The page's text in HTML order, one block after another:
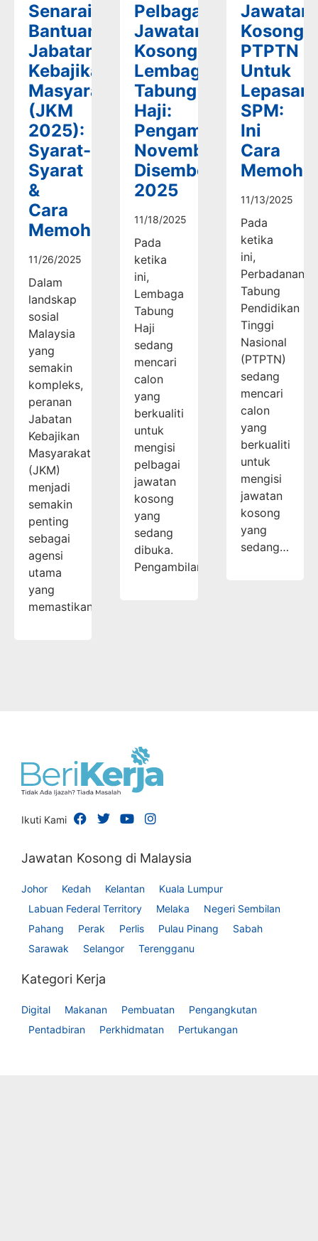
Senarai
Bantuan
Jabatan
Kebajikan
Masyarakat
(JKM
2025):
Syarat-
Syarat
&
Cara
Memohon
11/26/2025
Dalam
landskap
sosial
Malaysia
yang
semakin
kompleks,
peranan
Jabatan
Kebajikan
Masyarakat
(JKM)
menjadi
semakin
penting
sebagai
agensi
utama
yang
memastikan…
Pelbagai
Jawatan
Kosong
Lembaga
Tabung
Haji:
Pengambilan
November-
Disember
2025
11/18/2025
Pada
ketika
ini,
Lembaga
Tabung
Haji
sedang
mencari
calon
yang
berkualiti
untuk
mengisi
pelbagai
jawatan
kosong
yang
sedang
dibuka.
Pengambilan…
Jawatan
Kosong
PTPTN
Untuk
Lepasan
SPM:
Ini
Cara
11/13/2025
Pada
ketika
ini,
Perbadanan
Tabung
Pendidikan
Tinggi
Nasional
(PTPTN)
sedang
mencari
calon
yang
berkualiti
untuk
mengisi
jawatan
kosong
yang
sedang…
Ikuti Kami
Jawatan Kosong di Malaysia
Johor Kedah Kelantan
Kuala Lumpur
Labuan Federal Territory
Melaka
Negeri Sembilan
Pahang
Perak Perlis Pulau Pinang
Sabah
Sarawak
Selangor Terengganu
Kategori Kerja
Digital Makanan Pembuatan
Pengangkutan
Pentadbiran
Perkhidmatan Pertukangan